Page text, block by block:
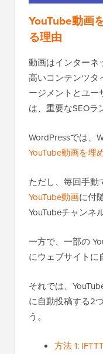
YouTube動画
る理由
動画はインターネ
高いコンテンツタ
ージメントとユー
は、重要なSEOラ
WordPressでは、
YouTube動画を埋
ただし、毎回手動
YouTube動画に付
YouTubeチャンネ
一方で、一部の
にウェブサイトに
それでは、
に自動投稿する2
う。
方法 1: